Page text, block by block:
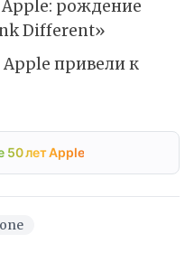
Apple: рождение
Different»
привели к
50 лет Apple